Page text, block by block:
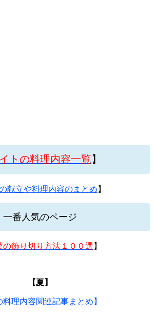
トの料理内容一覧】
献立や料理内容のまとめ 】
一番人気のページ
の飾り切り方法１００選 】
【夏】
料理内容関連記事まとめ】